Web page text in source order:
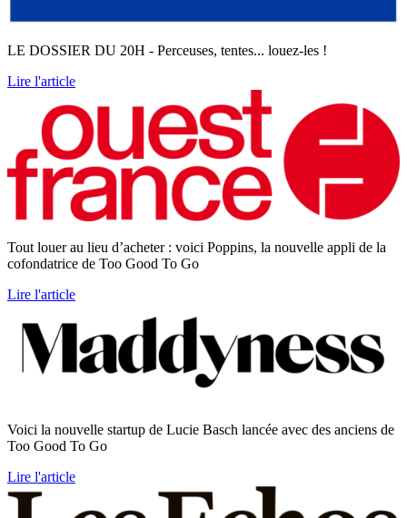
LE DOSSIER DU 20H - Perceuses, tentes... louez-les !
Lire l'article
Tout louer au lieu d’acheter : voici Poppins, la nouvelle appli de la
cofondatrice de Too Good To Go
Lire l'article
Voici la nouvelle startup de Lucie Basch lancée avec des anciens de
Too Good To Go
Lire l'article